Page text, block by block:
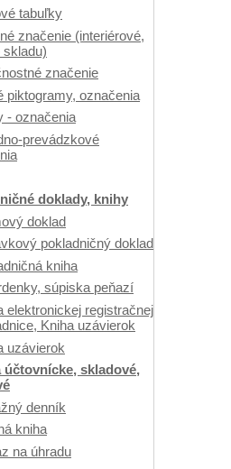
tabuľky
značenie (interiérové,
skladu)
značenie
piktogramy, označenia
- označenia
prevádzkové
doklady, knihy
doklad
pokladničný doklad
kniha
súpiska peňazí
elektronickej registračnej
Kniha uzávierok
uzávierok
účtovnícke, skladové,
denník
kniha
na úhradu